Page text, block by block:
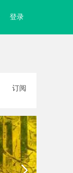
登录
订阅